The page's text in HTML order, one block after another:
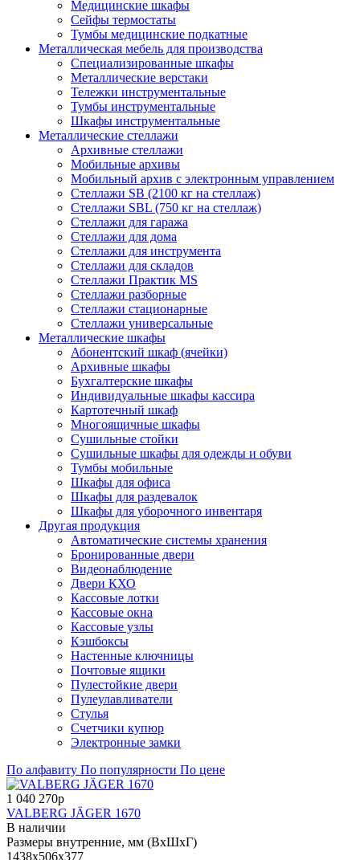
Медицинские шкафы
Сейфы термостаты
Тумбы медицинские подкатные
Металлическая мебель для производства
Cпециализированные шкафы
Металлические верстаки
Тележки инструментальные
Тумбы инструментальные
Шкафы инструментальные
Металлические стеллажи
Архивные стеллажи
Мобильные архивы
Мобильный архив с электронным управлением
Стеллажи SB (2100 кг на стеллаж)
Стеллажи SBL (750 кг на стеллаж)
Стеллажи для гаража
Стеллажи для дома
Стеллажи для инструмента
Стеллажи для складов
Стеллажи Практик MS
Стеллажи разборные
Стеллажи стационарные
Стеллажи универсальные
Металлические шкафы
Абонентский шкаф (ячейки)
Архивные шкафы
Бухгалтерские шкафы
Индивидуальные шкафы кассира
Картотечный шкаф
Многоящичные шкафы
Сушильные стойки
Сушильные шкафы для одежды и обуви
Тумбы мобильные
Шкафы для офиса
Шкафы для раздевалок
Шкафы для уборочного инвентаря
Другая продукция
Автоматические системы хранения
Бронированные двери
Видеонаблюдение
Двери КХО
Кассовые лотки
Кассовые окна
Кассовые узлы
Кэшбоксы
Настенные ключницы
Почтовые ящики
Пулестойкие двери
Пулеулавливатели
Стулья
Счетчики купюр
Электронные замки
По алфавиту По популярности По цене
1 040 270р
VALBERG JÄGER 1670
В наличии
Размеры внутренние, мм (ВхШхГ)
1438x506x377